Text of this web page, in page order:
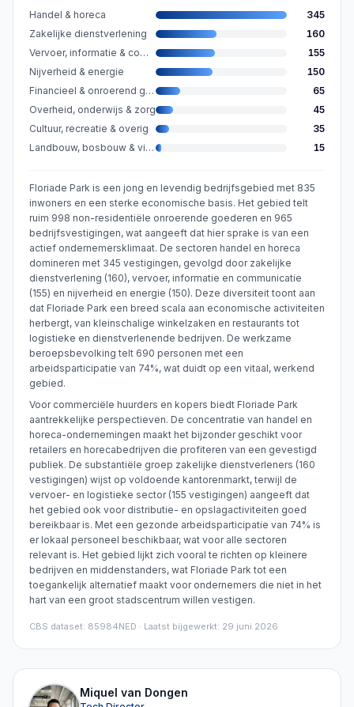
Handel & horeca
345
Zakelijke dienstverlening
160
Vervoer, informatie & communicatie
155
Nijverheid & energie
150
Financieel & onroerend goed
65
Overheid, onderwijs & zorg
45
Cultuur, recreatie & overig
35
Landbouw, bosbouw & visserij
15
Floriade Park is een jong en levendig bedrijfsgebied met 835
inwoners en een sterke economische basis. Het gebied telt
ruim 998 non-residentiële onroerende goederen en 965
bedrijfsvestigingen, wat aangeeft dat hier sprake is van een
actief ondernemersklimaat. De sectoren handel en horeca
domineren met 345 vestigingen, gevolgd door zakelijke
dienstverlening (160), vervoer, informatie en communicatie
(155) en nijverheid en energie (150). Deze diversiteit toont aan
dat Floriade Park een breed scala aan economische activiteiten
herbergt, van kleinschalige winkelzaken en restaurants tot
logistieke en dienstverlenende bedrijven. De werkzame
beroepsbevolking telt 690 personen met een
arbeidsparticipatie van 74%, wat duidt op een vitaal, werkend
gebied.
Voor commerciële huurders en kopers biedt Floriade Park
aantrekkelijke perspectieven. De concentratie van handel en
horeca-ondernemingen maakt het bijzonder geschikt voor
retailers en horecabedrijven die profiteren van een gevestigd
publiek. De substantiële groep zakelijke dienstverleners (160
vestigingen) wijst op voldoende kantorenmarkt, terwijl de
vervoer- en logistieke sector (155 vestigingen) aangeeft dat
het gebied ook voor distributie- en opslagactiviteiten goed
bereikbaar is. Met een gezonde arbeidsparticipatie van 74% is
er lokaal personeel beschikbaar, wat voor alle sectoren
relevant is. Het gebied lijkt zich vooral te richten op kleinere
bedrijven en middenstanders, wat Floriade Park tot een
toegankelijk alternatief maakt voor ondernemers die niet in het
hart van een groot stadscentrum willen vestigen.
CBS dataset: 85984NED · Laatst bijgewerkt: 29 juni 2026
Miquel van Dongen